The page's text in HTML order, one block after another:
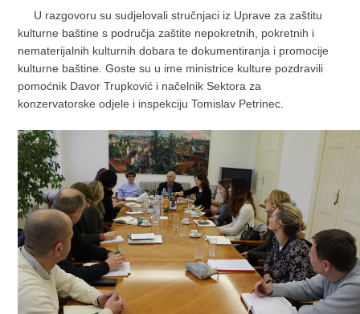
U razgovoru su sudjelovali stručnjaci iz Uprave za zaštitu
kulturne baštine s područja zaštite nepokretnih, pokretnih i
nematerijalnih kulturnih dobara te dokumentiranja i promocije
kulturne baštine. Goste su u ime ministrice kulture pozdravili
pomoćnik Davor Trupković i načelnik Sektora za
konzervatorske odjele i inspekciju Tomislav Petrinec.